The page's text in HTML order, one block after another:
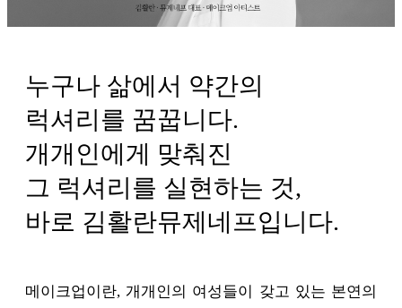
누구나 삶에서 약간의
럭셔리를 꿈꿉니다.
개개인에게 맞춰진
그 럭셔리를 실현하는 것,
바로 김활란뮤제네프입니다.
메이크업이란, 개개인의 여성들이 갖고 있는 본연의